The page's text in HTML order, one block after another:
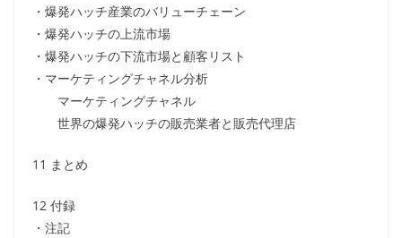
・爆発ハッチ産業のバリューチェーン
・爆発ハッチの上流市場
・爆発ハッチの下流市場と顧客リスト
・マーケティングチャネル分析
マーケティングチャネル
世界の爆発ハッチの販売業者と販売代理店
11 まとめ
12 付録
・注記